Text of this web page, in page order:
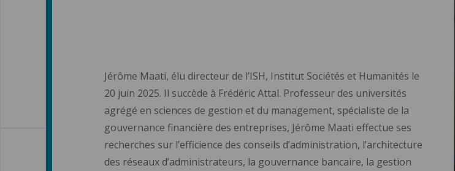
Jérôme Maati, élu directeur de l’ISH, Institut Sociétés et Humanités le
20 juin 2025. Il succède à Frédéric Attal. Professeur des universités
agrégé en sciences de gestion et du management, spécialiste de la
gouvernance financière des entreprises, Jérôme Maati effectue ses
recherches sur l’efficience des conseils d’administration, l’architecture
des réseaux d’administrateurs, la gouvernance bancaire, la gestion